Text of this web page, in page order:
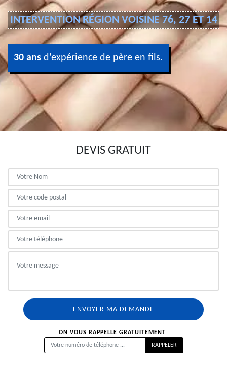
INTERVENTION RÉGION VOISINE 76, 27 ET 14
30 ans d'expérience de père en fils.
DEVIS GRATUIT
ON VOUS RAPPELLE GRATUITEMENT